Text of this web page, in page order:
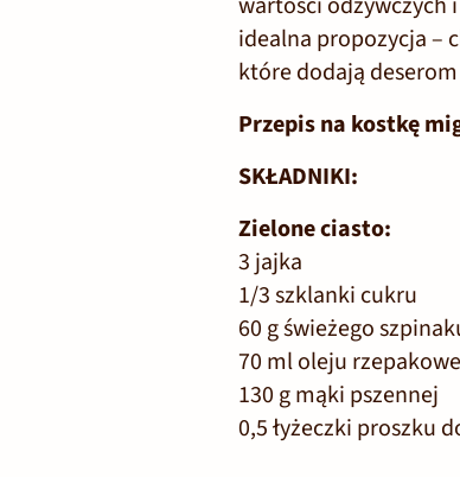
idealna propozycja –
które dodają
Przepis na kostkę
SKŁADNIKI:
Zielone ciasto:
3 jajka
1/3 szklanki cukru
60 g świeżego
70 ml oleju
130 g mąki pszennej
0,5 łyżeczki proszku